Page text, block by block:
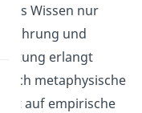
Wissen nur
und
erlangt
sich metaphysische
auf empirische